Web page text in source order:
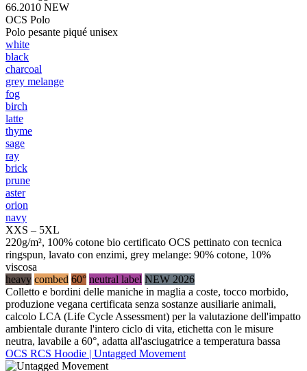
66.2010 NEW
OCS Polo
Polo pesante piqué unisex
white
black
charcoal
grey melange
fog
birch
latte
thyme
sage
ray
brick
prune
aster
orion
navy
XXS – 5XL
220g/m², 100% cotone bio certificato OCS pettinato con tecnica
ringspun, lavato con enzimi, grey melange: 90% cotone, 10%
viscosa
heavy combed 60° neutral label NEW 2026
Colletto e bordini delle maniche in maglia a coste, tocco morbido,
produzione vegana certificata senza sostanze ausiliarie animali,
calcolo LCA (Life Cycle Assessment) per la valutazione dell'impatto
ambientale durante l'intero ciclo di vita, etichetta con le misure
neutra, lavabile a 60°, adatta all'asciugatrice a temperatura bassa
OCS RCS Hoodie | Untagged Movement